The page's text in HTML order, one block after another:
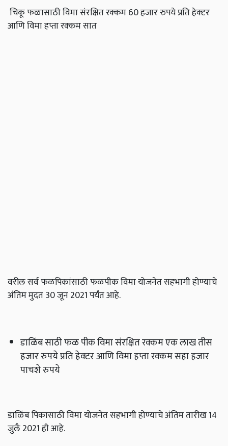
चिकू फळासाठी विमा संरक्षित रक्कम 60 हजार रुपये प्रति हेक्‍टर
आणि विमा हप्ता रक्कम सात
वरील सर्व फळपिकांसाठी फळपीक विमा योजनेत सहभागी होण्याचे
अंतिम मुदत 30 जून 2021 पर्यंत आहे.
डाळिंब साठी फळ पीक विमा संरक्षित रक्कम एक लाख तीस
हजार रुपये प्रति हेक्‍टर आणि विमा हप्ता रक्कम सहा हजार
पाचशे रुपये
डाळिंब पिकासाठी विमा योजनेत सहभागी होण्याचे अंतिम तारीख 14
जुलै 2021 ही आहे.